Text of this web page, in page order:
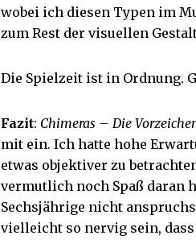
wobei ich diesen Typen im
zum Rest der visuellen
Die Spielzeit ist in Ordnung.
Fazit: Chimeras – Die
mit ein. Ich hatte hohe
etwas objektiver zu
vermutlich noch Spaß daran
Sechsjährige nicht
vielleicht so nervig sein,